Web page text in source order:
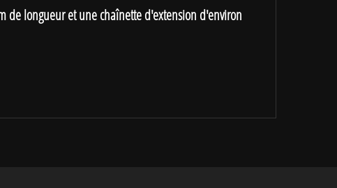
de longueur et une chaînette d'extension d'environ